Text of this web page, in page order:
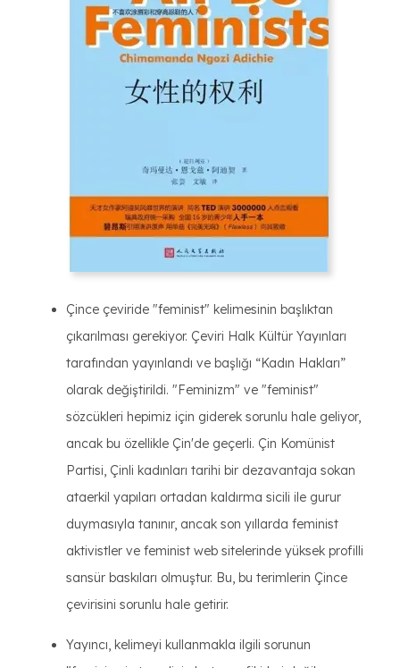
Çince çeviride "feminist" kelimesinin başlıktan
çıkarılması gerekiyor. Çeviri Halk Kültür Yayınları
tarafından yayınlandı ve başlığı “Kadın Hakları”
olarak değiştirildi. "Feminizm" ve "feminist"
sözcükleri hepimiz için giderek sorunlu hale geliyor,
ancak bu özellikle Çin'de geçerli. Çin Komünist
Partisi, Çinli kadınları tarihi bir dezavantaja sokan
ataerkil yapıları ortadan kaldırma sicili ile gurur
duymasıyla tanınır, ancak son yıllarda feminist
aktivistler ve feminist web sitelerinde yüksek profilli
sansür baskıları olmuştur. Bu, bu terimlerin Çince
çevirisini sorunlu hale getirir.
Yayıncı, kelimeyi kullanmakla ilgili sorunun